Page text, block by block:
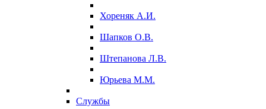
Хореняк А.И.
Шапков О.В.
Штепанова Л.В.
Юрьева М.М.
Службы